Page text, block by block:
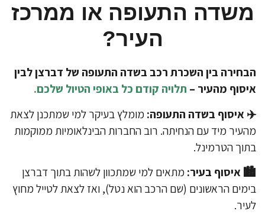
התעופה או ממרכז
העיר?
בין השכרת רכב בשדה התעופה של דברצן לבין
מהעיר –תלויה קודם כל באופי הטיול שלכם.
איסוף בשדה התעופה:מומלץ בעיקר למי שמתכנן לצאת
מיד עם הנחיתה. רוב החברות הבינלאומיות ממוקמות
הטרמינל.
איסוף בעיר:מתאים למי שמתכוון לשהות בתוך דברצן
הראשונים (שם הרכב הוא נטל), ואז לצאת לטייל מחוץ